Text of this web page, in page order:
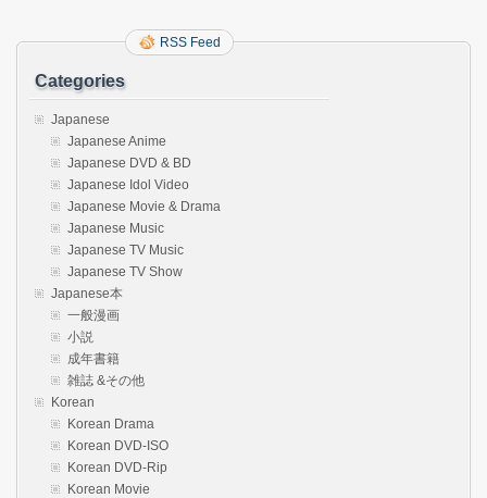
RSS Feed
Categories
Japanese
Japanese Anime
Japanese DVD & BD
Japanese Idol Video
Japanese Movie & Drama
Japanese Music
Japanese TV Music
Japanese TV Show
Japanese本
一般漫画
小説
成年書籍
雑誌 &その他
Korean
Korean Drama
Korean DVD-ISO
Korean DVD-Rip
Korean Movie